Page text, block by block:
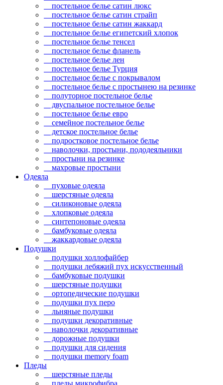
постельное белье сатин люкс
постельное белье сатин страйп
постельное белье сатин жаккард
постельное белье египетский хлопок
постельное белье тенсел
постельное белье фланель
постельное белье лен
постельное белье Турция
постельное белье с покрывалом
постельное белье с простынею на резинке
полуторное постельное белье
двуспальное постельное белье
постельное белье евро
семейное постельное белье
детское постельное белье
подростковое постельное белье
наволочки, простыни, пододеяльники
простыни на резинке
махровые простыни
Одеяла
пуховые одеяла
шерстяные одеяла
силиконовые одеяла
хлопковые одеяла
синтепоновые одеяла
бамбуковые одеяла
жаккардовые одеяла
Подушки
подушки холлофайбер
подушки лебяжий пух искусственный
бамбуковые подушки
шерстяные подушки
ортопедические подушки
подушки пух перо
льняные подушки
подушки декоративные
наволочки декоративные
дорожные подушки
подушки для сидения
подушки memory foam
Пледы
шерстяные пледы
пледы микрофибра